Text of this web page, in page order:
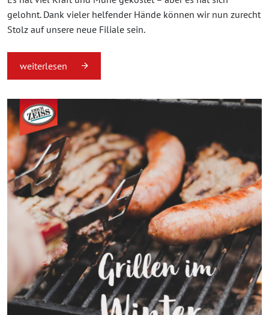
gelohnt. Dank vieler helfender Hände können wir nun zurecht
Stolz auf unsere neue Filiale sein.
weiterlesen